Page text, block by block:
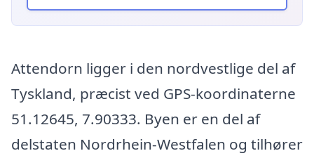
Attendorn ligger i den nordvestlige del af
Tyskland, præcist ved GPS-koordinaterne
51.12645, 7.90333. Byen er en del af
delstaten Nordrhein-Westfalen og tilhører